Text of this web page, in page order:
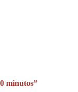
minutos”